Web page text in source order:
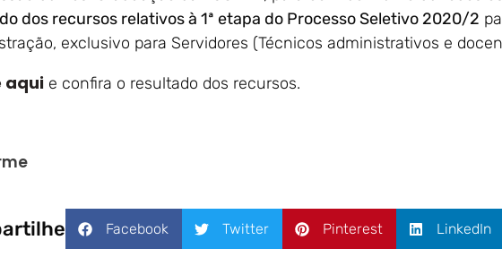
dos recursos relativos à 1ª etapa do Processo Seletivo 2020/2
exclusivo para Servidores (Técnicos administrativos e
aquie confira o resultado dos recursos.
Facebook Twitter Pinterest LinkedIn